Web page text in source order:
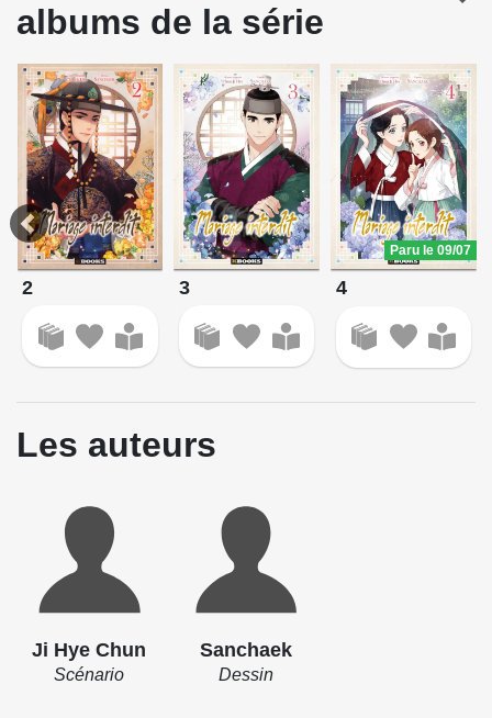
albums de la série
2 3
Paru le 09/07
4
Les auteurs
Ji Hye Chun
Scénario
Sanchaek
Dessin